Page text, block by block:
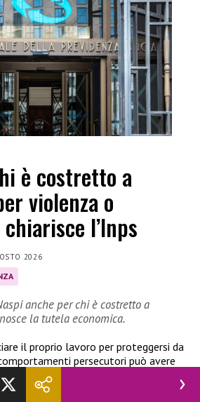
è costretto a
violenza o
l’Inps
2026
anche per chi è costretto a
la tutela economica.
il proprio lavoro per proteggersi da
persecutori può avere
Inpsha chiarito che queste dimissioni
scelta volontaria, ma una condizione